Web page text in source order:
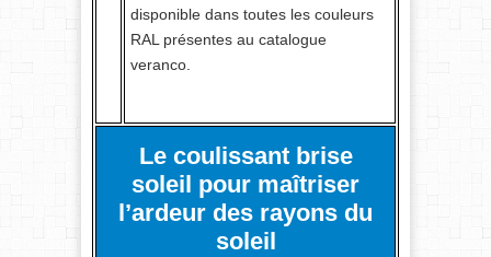
disponible dans toutes les couleurs
RAL présentes au catalogue
veranco.
Le coulissant brise
soleil pour maîtriser
l’ardeur des rayons du
soleil